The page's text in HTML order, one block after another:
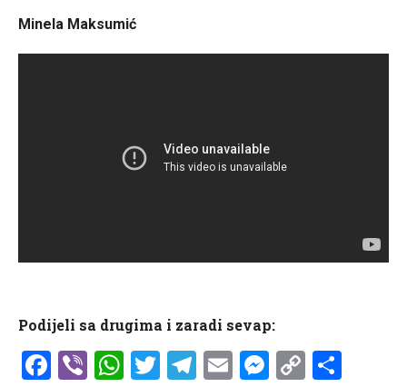
Minela Maksumić
Podijeli sa drugima i zaradi sevap:
Facebook
ViberWhatsApp
Twitter
Telegram
Email Copy